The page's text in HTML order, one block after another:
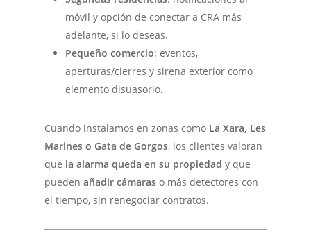
móvil y opción de conectar a CRA más
adelante, si lo deseas.
Pequeño comercio: eventos,
aperturas/cierres y sirena exterior como
elemento disuasorio.
Cuando instalamos en zonas como La Xara, Les
Marines o Gata de Gorgos, los clientes valoran
que la alarma queda en su propiedad y que
puedenañadir cámaras o más detectores con
el tiempo, sin renegociar contratos.